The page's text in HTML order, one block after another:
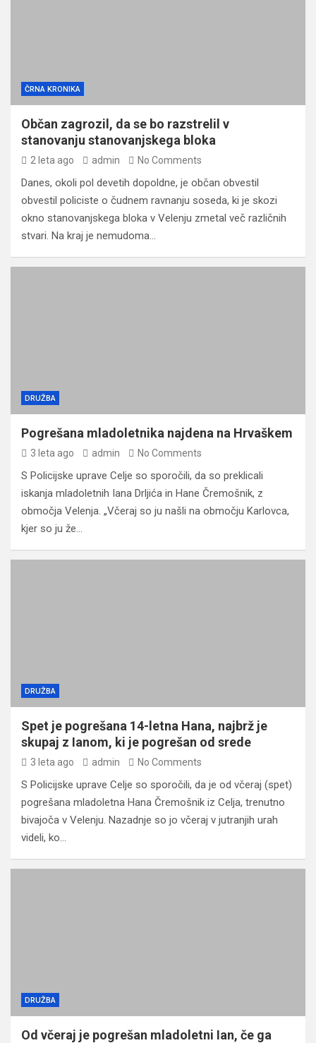
ČRNA KRONIKA
Občan zagrozil, da se bo razstrelil v
stanovanju stanovanjskega bloka
2 leta ago admin No Comments
Danes, okoli pol devetih dopoldne, je občan obvestil
obvestil policiste o čudnem ravnanju soseda, ki je skozi
okno stanovanjskega bloka v Velenju zmetal več različnih
stvari. Na kraj je nemudoma…
DRUŽBA
Pogrešana mladoletnika najdena na Hrvaškem
3 leta ago admin No Comments
S Policijske uprave Celje so sporočili, da so preklicali
iskanja mladoletnih Iana Drljića in Hane Čremošnik, z
območja Velenja. „Včeraj so ju našli na območju Karlovca,
kjer so ju že…
DRUŽBA
Spet je pogrešana 14-letna Hana, najbrž je
skupaj z Ianom, ki je pogrešan od srede
3 leta ago admin No Comments
S Policijske uprave Celje so sporočili, da je od včeraj (spet)
pogrešana mladoletna Hana Čremošnik iz Celja, trenutno
bivajoča v Velenju. Nazadnje so jo včeraj v jutranjih urah
videli, ko…
DRUŽBA
Od včeraj je pogrešan mladoletni Ian, če ga